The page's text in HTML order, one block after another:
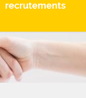
recrutements